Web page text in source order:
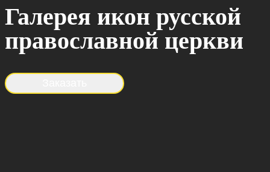
Галерея икон русской
православной церкви